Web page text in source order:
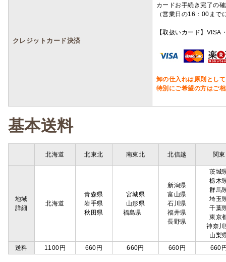
クレジットカード決済
カードお手続き完了の
（営業日の16：00ま
【取扱いカード】
卸の仕入れは原則とし
特別にご希望の方はご
基本送料
北海道 北東北 南東北 北信越 関東
地域
詳細
北海道
青森県
岩手県
秋田県
宮城県
山形県
福島県
新潟県
富山県
石川県
福井県
長野県
茨城
栃木
群馬
埼玉
千葉
東京
神奈
山梨
送料
1100円 660円 660円 660円 660